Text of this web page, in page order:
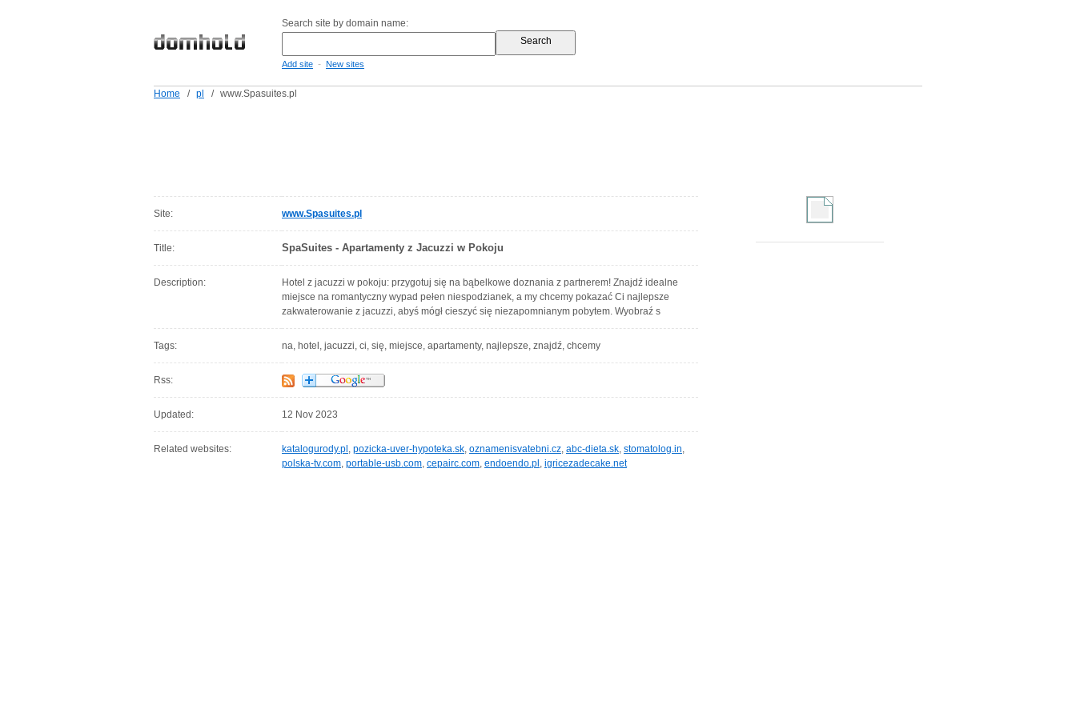
Search site by domain name:
Add site - New sites
Home / pl / www.Spasuites.pl
Site: www.Spasuites.pl
Title: SpaSuites - Apartamenty z Jacuzzi w Pokoju
Description:
Hotel z jacuzzi w pokoju: przygotuj się na bąbelkowe doznania z partnerem! Znajdź idealne
miejsce na romantyczny wypad pełen niespodzianek, a my chcemy pokazać Ci najlepsze
zakwaterowanie z jacuzzi, abyś mógł cieszyć się niezapomnianym pobytem. Wyobraź s
Tags: na, hotel, jacuzzi, ci, się, miejsce, apartamenty, najlepsze, znajdź, chcemy
Rss:
Updated: 12 Nov 2023
Related websites: katalogurody.pl , pozicka-uver-hypoteka.sk, oznamenisvatebni.cz, abc-dieta.sk, stomatolog.in,
polska-tv.com, portable-usb.com, cepairc.com, endoendo.pl , igricezadecake.net